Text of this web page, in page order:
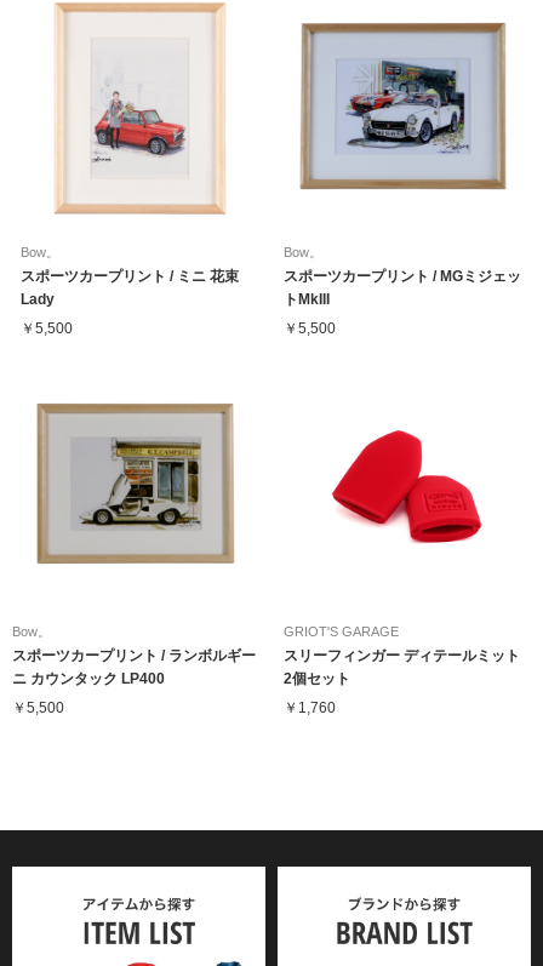
Bow。
スポーツカープリント / ミニ 花束
Lady
￥5,500
Bow。
スポーツカープリント / MGミジェッ
トMkIII
￥5,500
Bow。
スポーツカープリント / ランボルギー
ニ カウンタック LP400
￥5,500
GRIOT'S GARAGE
スリーフィンガー ディテールミット
2個セット
￥1,760